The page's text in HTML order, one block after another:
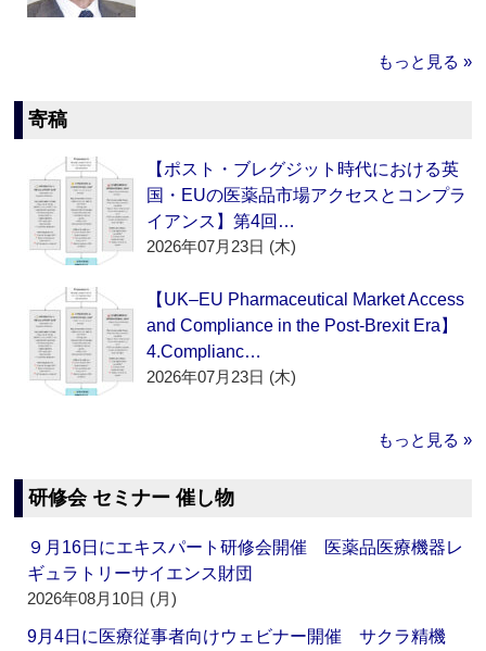
もっと見る »
寄稿
【ポスト・ブレグジット時代における英
国・EUの医薬品市場アクセスとコンプラ
イアンス】第4回…
2026年07月23日 (木)
【UK–EU Pharmaceutical Market Access
and Compliance in the Post-Brexit Era】
4.Complianc…
2026年07月23日 (木)
もっと見る »
研修会 セミナー 催し物
９月16日にエキスパート研修会開催 医薬品医療機器レ
ギュラトリーサイエンス財団
2026年08月10日 (月)
9月4日に医療従事者向けウェビナー開催 サクラ精機